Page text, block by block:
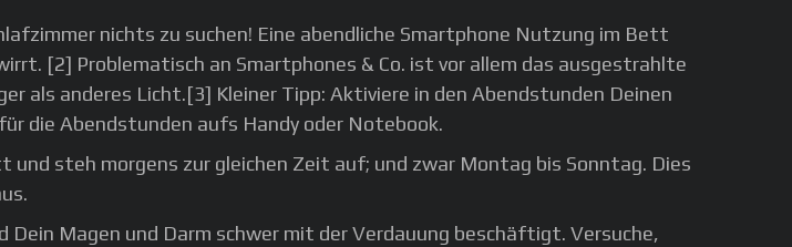
nichts zu suchen! Eine abendliche Smartphone Nutzung im Bett
[2] Problematisch an Smartphones & Co. ist vor allem das ausgestrahlte
als anderes Licht.[3] Kleiner Tipp: Aktiviere in den Abendstunden Deinen
die Abendstunden aufs Handy oder Notebook.
steh morgens zur gleichen Zeit auf; und zwar Montag bis Sonntag. Dies
Magen und Darm schwer mit der Verdauung beschäftigt. Versuche,